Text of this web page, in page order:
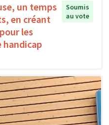
un temps
en créant
les
Soumis
au vote